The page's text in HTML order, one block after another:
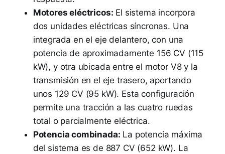
Motores eléctricos: El sistema incorpora
dos unidades eléctricas síncronas. Una
integrada en el eje delantero, con una
potencia de aproximadamente 156 CV (115
kW), y otra ubicada entre el motor V8 y la
transmisión en el eje trasero, aportando
unos 129 CV (95 kW). Esta configuración
permite una tracción a las cuatro ruedas
total o parcialmente eléctrica.
Potencia combinada: La potencia máxima
del sistema es de 887 CV (652 kW). La